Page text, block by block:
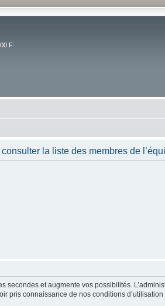
F
la liste des membres de
secondes et augmente vos possibilités.
pris connaissance de nos conditions